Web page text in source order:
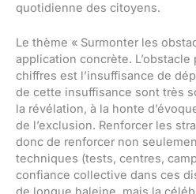
quotidienne des citoyens.
Le thème « Surmonter les
application concrète.
chiffres est l’insuffisance de
de cette insuffisance sont très
la révélation, à la honte
de l’exclusion. Renforcer les
donc de renforcer non
techniques (tests, centres,
confiance collective dans ces